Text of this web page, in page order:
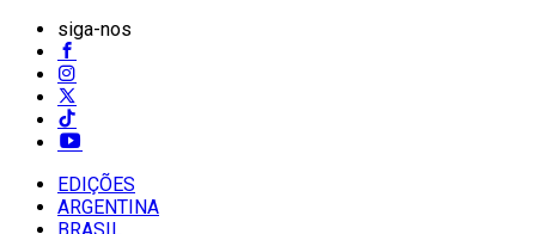
siga-nos
EDIÇÕES
ARGENTINA